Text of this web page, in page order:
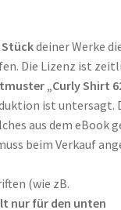
Stückdeiner Werke
Die Lizenz ist
„Curly Shirt
ist untersagt.
aus dem eBook
beim Verkauf
(wie zB.
nur für den unten